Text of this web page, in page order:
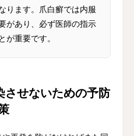
ります。爪白癬では内服
があり、必ず医師の指示
が重要です。
させないための予防